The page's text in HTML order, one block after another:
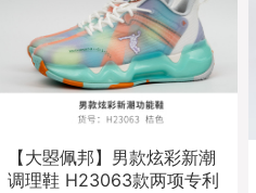
【大曌佩邦】男款炫彩新潮
调理鞋 H23063款两项专利